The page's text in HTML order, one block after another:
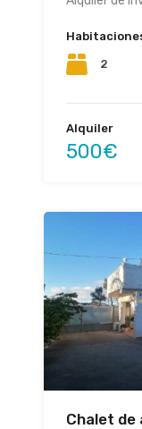
2
Alquiler
500€
Chalet de